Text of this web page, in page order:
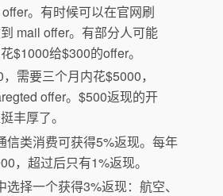
。有时候可以在官网刷
mail offer。有部分人可能
$1000给$300的offer。
需要三个月内花$5000，
offer。$500返现的开
丰厚了。
信类消费可获得5%返现。每年
，超过后只有1%返现。
择一个获得3%返现：航空、